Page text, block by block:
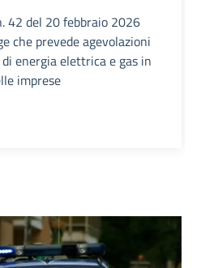
42 del 20 febbraio 2026
che prevede agevolazioni
energia elettrica e gas in
imprese